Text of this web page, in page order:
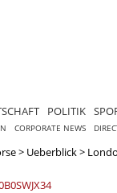
POLITIK
CORPORATE NEWS
> Ueberblick>